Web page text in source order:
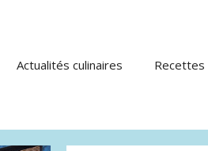
Actualités culinaires Recettes